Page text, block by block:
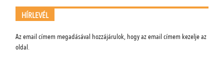
HÍRLEVÉL
Az email címem megadásával hozzájárulok, hogy az email címem kezelje az
oldal.